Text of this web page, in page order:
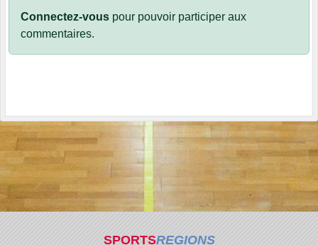
Connectez-vous pour pouvoir participer aux
commentaires.
SPORTSREGIONS